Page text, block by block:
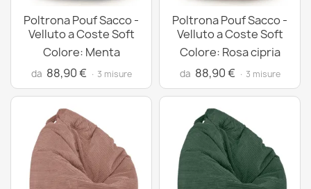
Poltrona Pouf Sacco -
Velluto a Coste Soft
Colore: Menta
da 88,90 € · 3 misure
Poltrona Pouf Sacco -
Velluto a Coste Soft
Colore: Rosa cipria
da 88,90 € · 3 misure